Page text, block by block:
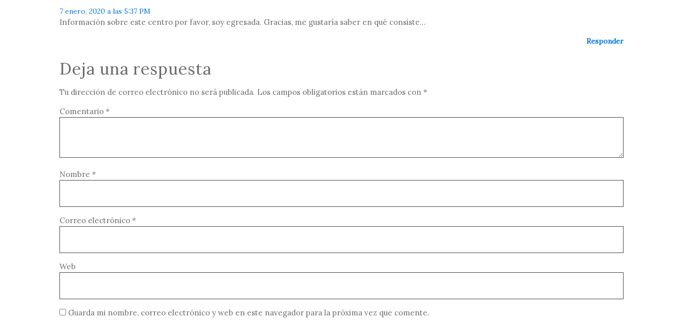
7 enero, 2020 a las 5:37 PM
Información sobre este centro por favor, soy egresada. Gracias, me gustaría saber en qué consiste…
Responder
Deja una respuesta
Tu dirección de correo electrónico no será publicada. Los campos obligatorios están marcados con *
Comentario *
Nombre *
Correo electrónico *
Web
Guarda mi nombre, correo electrónico y web en este navegador para la próxima vez que comente.